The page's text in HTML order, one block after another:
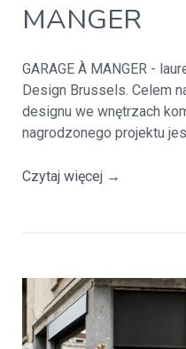
MANGER
GARAGE À MANGER -
Design Brussels. Celem
designu we wnętrzach
nagrodzonego projektu
Czytaj więcej →